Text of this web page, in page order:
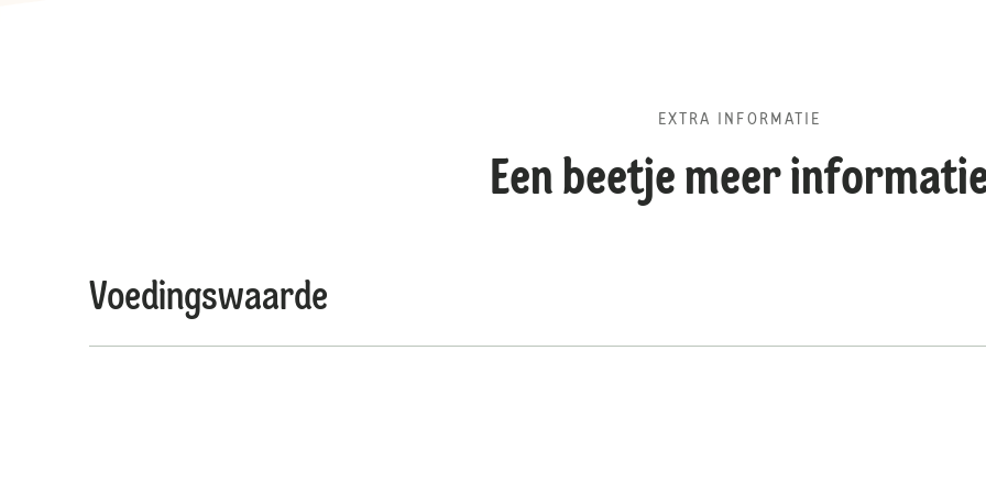
EXTRA INFORMATIE
Een beetje meer
Voedingswaarde